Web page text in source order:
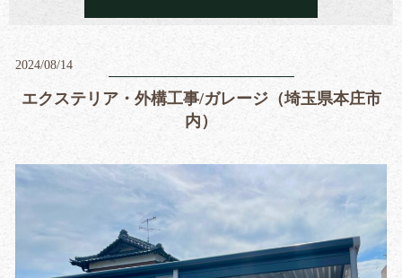
2024/08/14
エクステリア・外構工事/ガレージ（埼玉県本庄市
内）